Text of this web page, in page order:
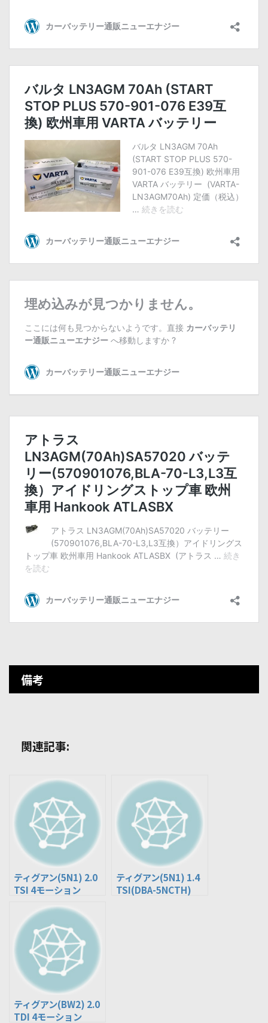
備考
関連記事:
ティグアン(5N1) 2.0
TSI 4モーション
ティグアン(5N1) 1.4
TSI(DBA-5NCTH)
ティグアン(BW2) 2.0
TDI 4モーション